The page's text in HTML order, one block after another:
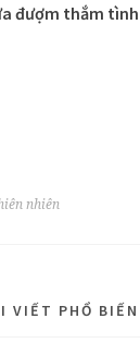
đượm thắm tình
nhiên
VIẾT PHỔ BIẾN